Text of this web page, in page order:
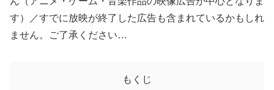
す）／すでに放映が終了した広告も含まれているかもしれ
ません。ご了承ください…
もくじ